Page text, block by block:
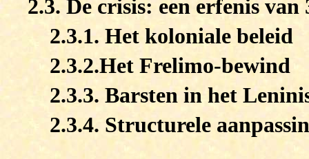
2.3. De crisis: een erfenis
2.3.1. Het koloniale beleid
2.3.2.Het Frelimo-bewind
2.3.3. Barsten in het
2.3.4. Structurele